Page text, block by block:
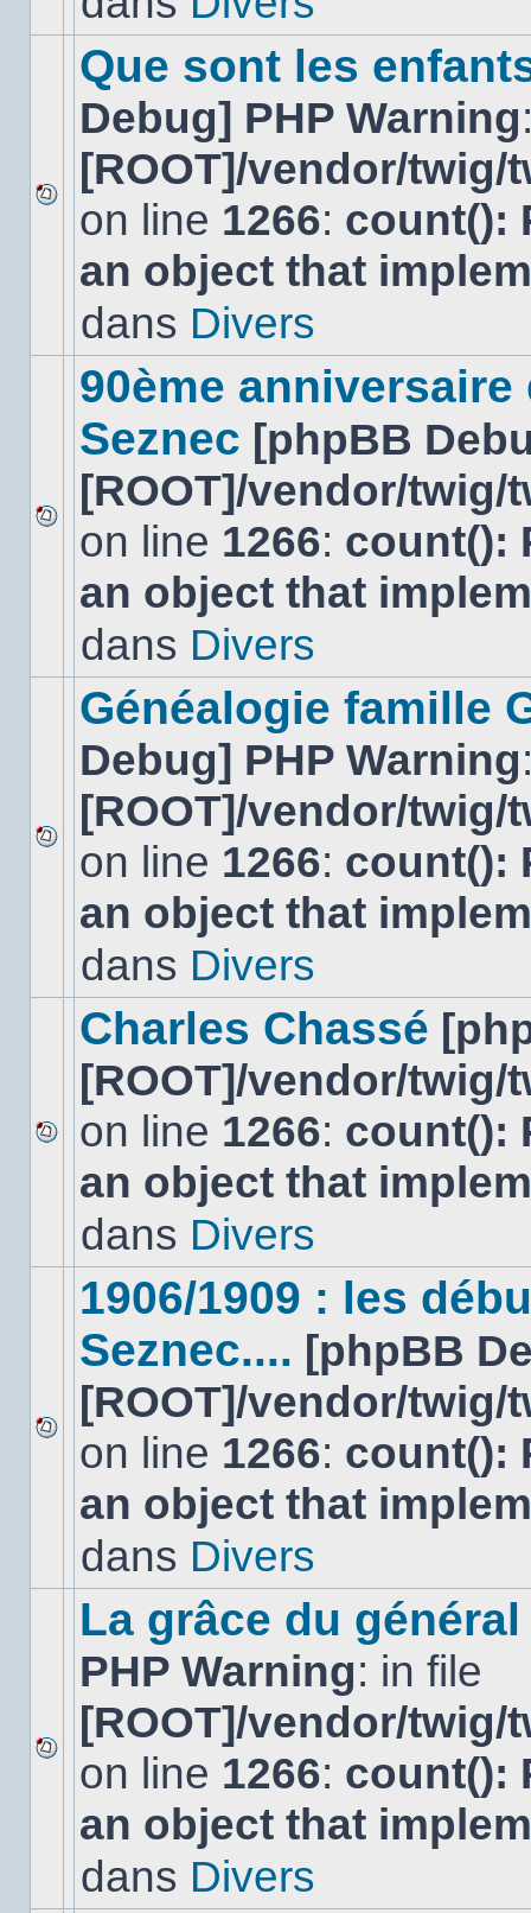
Aucun
nouveau
message
non-
dans
Que sont les
Debug] PHP Warning
[ROOT]/vendor/
on line 1266: count():
an object that
dans Divers
Aucun
nouveau
message
non-
dans
90ème
Seznec [phpBB
[ROOT]/vendor/
on line 1266: count():
an object that
dans Divers
Aucun
nouveau
message
non-
dans
Généalogie famille
Debug] PHP Warning
[ROOT]/vendor/
on line 1266: count():
an object that
dans Divers
Aucun
nouveau
message
Charles Chassé
[ROOT]/vendor/
on line 1266: count():
an object that
dans Divers
Aucun
nouveau
message
non-
dans
1906/1909 : les
Seznec.... [phpBB
[ROOT]/vendor/
on line 1266: count():
an object that
dans Divers
Aucun
nouveau
message
non-
dans
La grâce du
PHP Warning: in file
[ROOT]/vendor/
on line 1266: count():
an object that
dans Divers